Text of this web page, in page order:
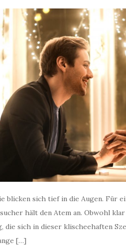
blicken sich tief in die Augen.
hält den Atem an. Obwohl
die sich in dieser klischeehaften
[…]